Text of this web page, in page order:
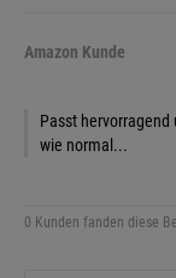
Amazon Kunde
Passt hervorragend
wie normal...
0 Kunden fanden diese